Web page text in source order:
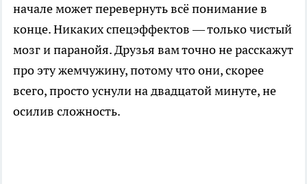
начале может перевернуть всё понимание в
конце. Никаких спецэффектов — только чистый
мозг и паранойя. Друзья вам точно не расскажут
про эту жемчужину, потому что они, скорее
всего, просто уснули на двадцатой минуте, не
осилив сложность.